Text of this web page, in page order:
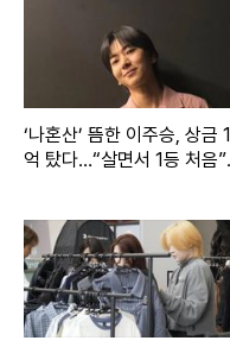
‘나혼산’ 뜸한 이주승, 상금 1
억 탔다…“살면서 1등 처음”